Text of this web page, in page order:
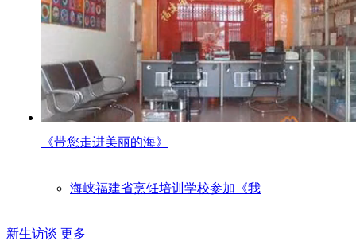
《带您走进美丽的海》
海峡福建省烹饪培训学校参加《我
新生访谈 更多